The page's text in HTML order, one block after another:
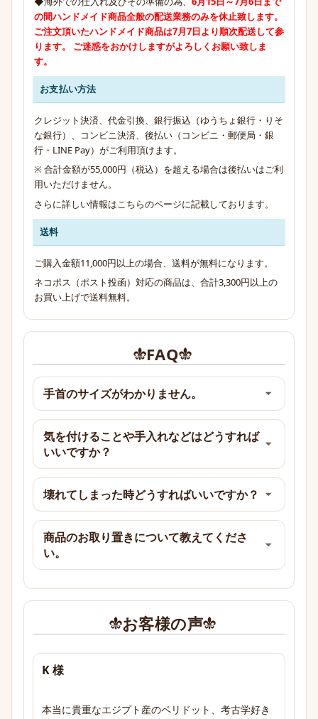
の間ハンドメイド商品全般の配送業務のみを休止致します。
ご注文頂いたハンドメイド商品は7月7日より順次配送して参
ります。 ご迷惑をおかけしますがよろしくお願い致しま
す。
お支払い方法
クレジット決済、代金引換、銀行振込（ゆうちょ銀行・りそ
な銀行）、コンビニ決済、後払い（コンビニ・郵便局・銀
行・LINE Pay）がご利用頂けます。
※ 合計金額が55,000円（税込）を超える場合は後払いはご利
用いただけません。
さらに詳しい情報は こちらのページに記載しております。
送料
ご購入金額11,000円以上の場合、送料が無料になります。
ネコポス（ポスト投函）対応の商品は、合計3,300円以上の
お買い上げで送料無料。
FAQ
手首のサイズがわかりません。
気を付けることや手入れなどはどうすれば
いいですか？
壊れてしまった時どうすればいいですか？
商品のお取り置きについて教えてくださ
い。
お客様の声
K 様
本当に貴重なエジプト産のペリドット、考古学好き